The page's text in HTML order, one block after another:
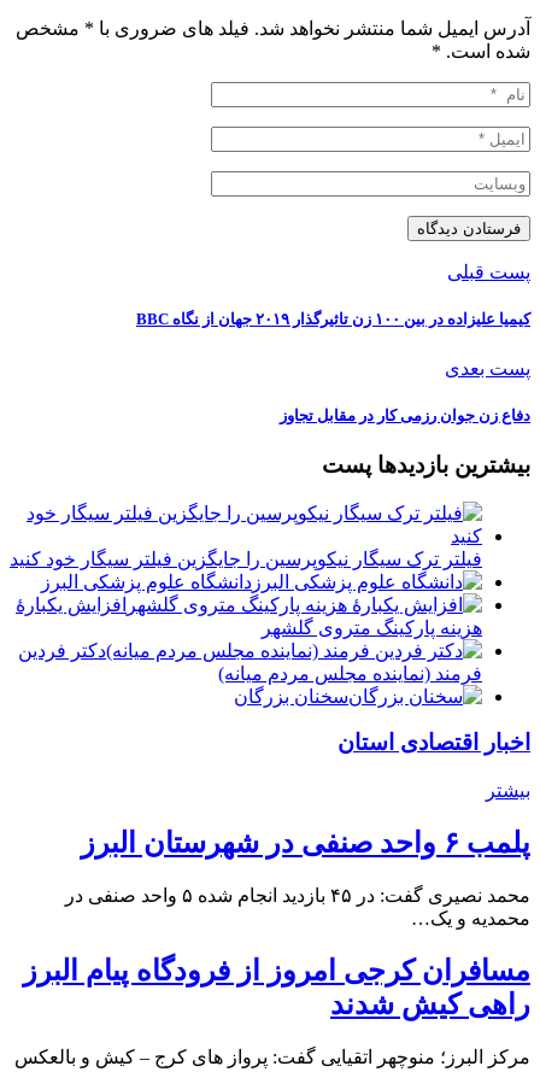
آدرس ایمیل شما منتشر نخواهد شد. فیلد های ضروری با * مشخص
شده است. *
پست قبلی
کیمیا علیزاده در بین ۱۰۰ زن تاثیرگذار ۲۰۱۹ جهان از نگاه BBC
پست بعدی
دفاع زن جوان رزمی کار در مقابل تجاوز
بیشترین بازدیدها پست
فیلتر ترک سیگار نیکوپرسین را جایگزین فیلتر سیگار خود کنید
دانشگاه علوم پزشکی البرز
افزایش یکبارۀ
هزینه پارکینگ متروی گلشهر
دكتر فردين
فرمند (نماينده مجلس مردم میانه)
سخنان بزرگان
اخبار اقتصادی استان
بیشتر
پلمب ۶ واحد صنفی در شهرستان البرز
محمد نصیری گفت: در ۴۵ بازدید انجام شده ۵ واحد صنفی در
محمدیه و یک…
مسافران کرجی امروز از فرودگاه پیام البرز
راهی کیش شدند
مرکز البرز؛ منوچهر اتقیایی گفت: پرواز های کرج – کیش و بالعکس